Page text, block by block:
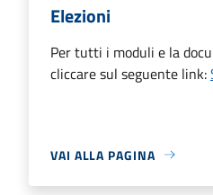
Elezioni
Per tutti i moduli e la
cliccare sul seguente link:
VAI ALLA PAGINA